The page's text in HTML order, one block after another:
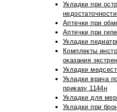
Укладки при
Аптечки при
Аптечки при
Укладки
Комплекты
оказания
Укладки
Укладки врача
приказу 1144н
Укладки для
Укладки при